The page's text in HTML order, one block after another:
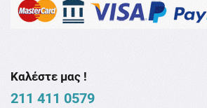
Καλέστε μας !
211 411 0579